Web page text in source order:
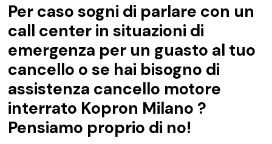
Per caso sogni di parlare con un
call center in situazioni di
emergenza per un guasto al tuo
cancello o se hai bisogno di
assistenza cancello motore
interrato Kopron Milano ?
Pensiamo proprio di no!